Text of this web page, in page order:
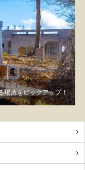
場所をピックアップ！